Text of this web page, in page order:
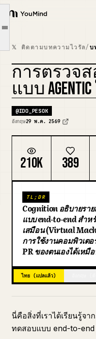
YouMind
ภาพรวม
กรณีการใช้งาน
ทักษะ
พรอมต์
ราคา
ดาวน์โหลด
บล็อก
อัปเดต
Article outline
การเพิ่มความน่าเชื่อถือ
สิ่งที่คุณจะได้รับกลับมา
จุดที่ยังเป็นปัญหา
𝕏 ติดตามบทความไวรัล/บ
การตรวจ
แบบ
@IDO_PESOK
อังกฤษ29 พ.ค. 2569
210K 389
TL;DR
Cognition อธิบายรา
แบบ end-to-end สำห
เสมือน (Virtual
การใช้งานคอมพิวเต
PR ของตนเองได้เห
ไทย (แปลแล้ว)
นี่คือสิ่งที่เราได้เรียนรู้จ
ทดสอบแบบ end-to-end